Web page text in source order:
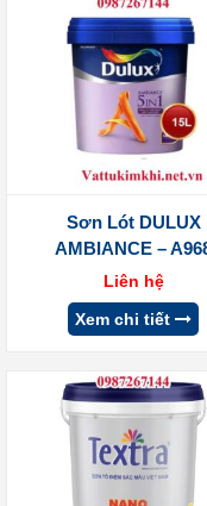
Sơn Lót DULUX
AMBIANCE –
Liên hệ
Xem chi tiết